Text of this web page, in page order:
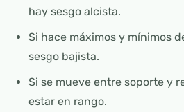
hay sesgo alcista.
Si hace máximos y mínimos
sesgo bajista.
Si se mueve entre soporte y
estar en rango.